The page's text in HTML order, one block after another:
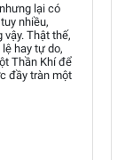
lại có
nhiều,
Thật thế,
hay tự do,
Thần Khí để
đầy tràn một